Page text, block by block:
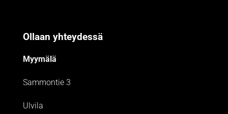
Ollaan yhteydessä
Myymälä
Sammontie 3
Ulvila